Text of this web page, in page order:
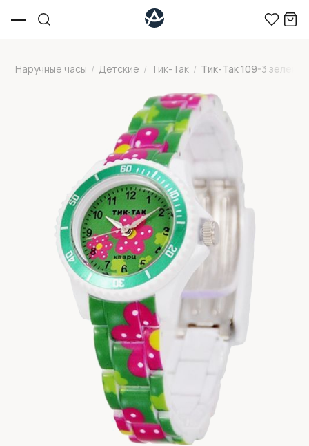
Наручные часы / Детские / Тик-Так / Тик-Так 109-3